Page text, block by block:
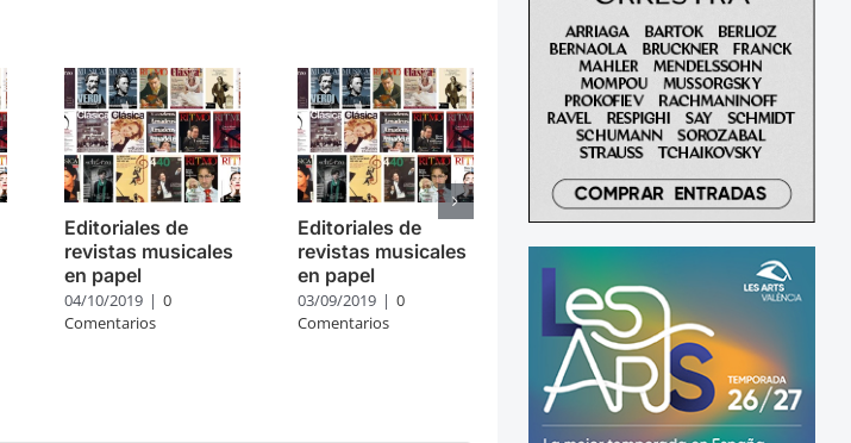
Editoriales de
revistas musicales
en papel
04/10/2019 | 0
Comentarios
Editoriales de
revistas musicales
en papel
03/09/2019 | 0
Comentarios